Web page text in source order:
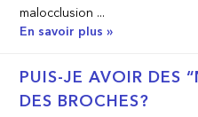
malocclusion ...
En savoir plus »
PUIS-JE AVOIR DES
DES BROCHES?